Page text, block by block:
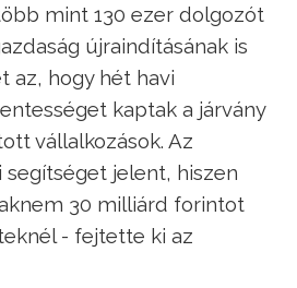
mint 130 ezer dolgozót
újraindításának is
az, hogy hét havi
kaptak a járvány
vállalkozások. Az
jelent, hiszen
30 milliárd forintot
- fejtette ki az